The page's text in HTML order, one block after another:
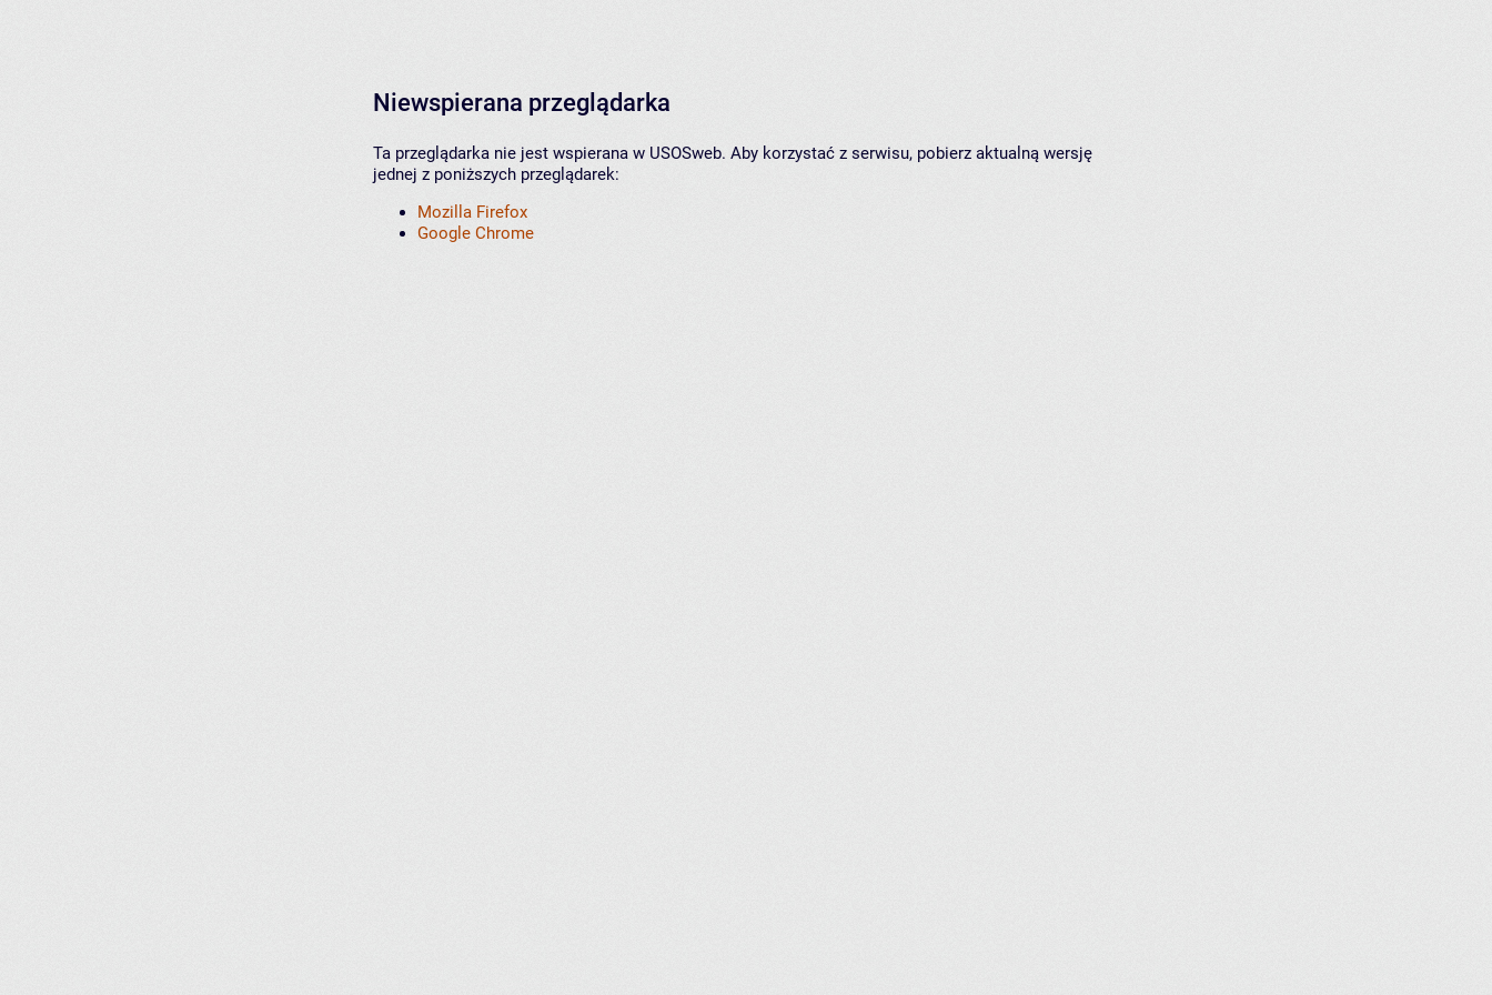
Niewspierana przeglądarka
Ta przeglądarka nie jest wspierana w USOSweb. Aby korzystać z serwisu, pobierz aktualną wersję
jednej z poniższych przeglądarek:
Mozilla Firefox
Google Chrome